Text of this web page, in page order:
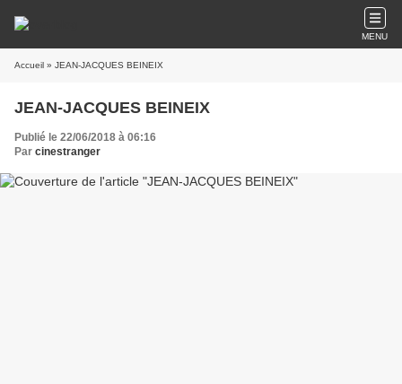
MENU
Accueil » JEAN-JACQUES BEINEIX
JEAN-JACQUES BEINEIX
Publié le 22/06/2018 à 06:16
Par cinestranger